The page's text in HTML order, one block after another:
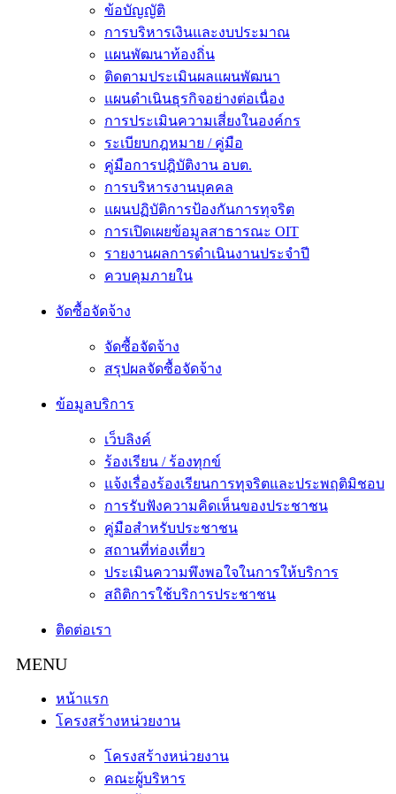
ข้อบัญญัติ
การบริหารเงินและงบประมาณ
แผนพัฒนาท้องถิ่น
ติดตามประเมินผลแผนพัฒนา
แผนดำเนินธุรกิจอย่างต่อเนื่อง
การประเมินความเสี่ยงในองค์กร
ระเบียบกฎหมาย / คู่มือ
คู่มือการปฎิบัติงาน อบต.
การบริหารงานบุคคล
แผนปฏิบัติการป้องกันการทุจริต
การเปิดเผยข้อมูลสาธารณะ OIT
รายงานผลการดำเนินงานประจำปี
ควบคุมภายใน
จัดซื้อจัดจ้าง
จัดซื้อจัดจ้าง
สรุปผลจัดซื้อจัดจ้าง
ข้อมูลบริการ
เว็บลิงค์
ร้องเรียน / ร้องทุกข์
แจ้งเรื่องร้องเรียนการทุจริตและประพฤติมิชอบ
การรับฟังความคิดเห็นของประชาชน
คู่มือสำหรับประชาชน
สถานที่ท่องเที่ยว
ประเมินความพึงพอใจในการให้บริการ
สถิติการใช้บริการประชาชน
ติดต่อเรา
หน้าแรก
โครงสร้างหน่วยงาน
โครงสร้างหน่วยงาน
คณะผู้บริหาร